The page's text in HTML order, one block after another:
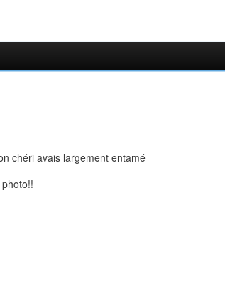
chéri avais largement entamé